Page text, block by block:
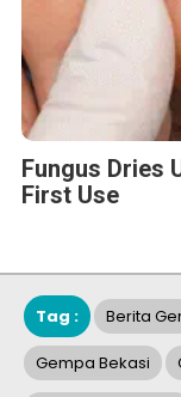
Fungus Dries
First Use
Tag : Berita
Gempa Bekasi